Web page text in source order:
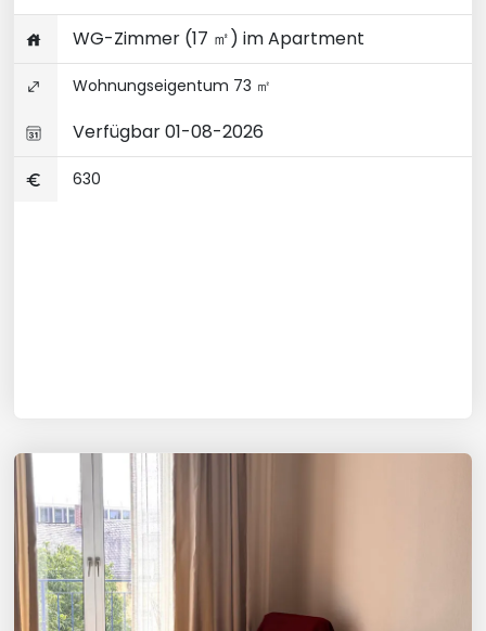
WG-Zimmer (17 ㎡) im Apartment
Wohnungseigentum 73 ㎡
Verfügbar 01-08-2026
630